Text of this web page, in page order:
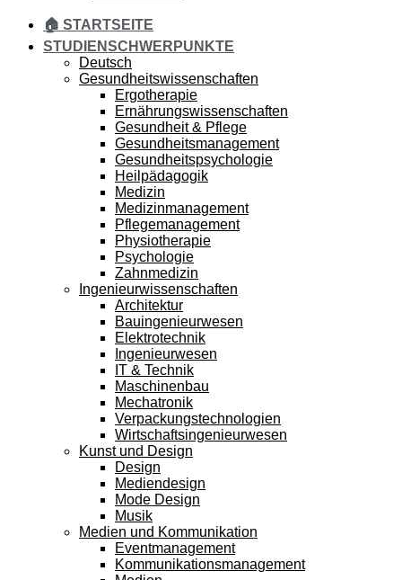
🏠 STARTSEITE
STUDIENSCHWERPUNKTE
Deutsch
Gesundheitswissenschaften
Ergotherapie
Ernährungswissenschaften
Gesundheit & Pflege
Gesundheitsmanagement
Gesundheitspsychologie
Heilpädagogik
Medizin
Medizinmanagement
Pflegemanagement
Physiotherapie
Psychologie
Zahnmedizin
Ingenieurwissenschaften
Architektur
Bauingenieurwesen
Elektrotechnik
Ingenieurwesen
IT & Technik
Maschinenbau
Mechatronik
Verpackungstechnologien
Wirtschaftsingenieurwesen
Kunst und Design
Design
Mediendesign
Mode Design
Musik
Medien und Kommunikation
Eventmanagement
Kommunikationsmanagement